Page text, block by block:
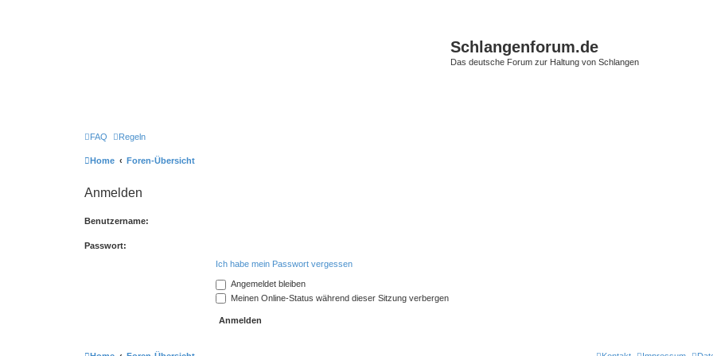
Schlangenforum.de
Das deutsche Forum zur Haltung von Schlangen
FAQ Regeln
Home Foren-Übersicht
Anmelden
Benutzername:
Passwort:
Ich habe mein Passwort vergessen
Angemeldet bleiben
Meinen Online-Status während dieser Sitzung verbergen